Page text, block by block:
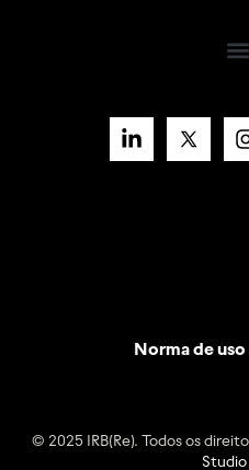
Norma de
© 2025 IRB(Re). Todos os
Studio